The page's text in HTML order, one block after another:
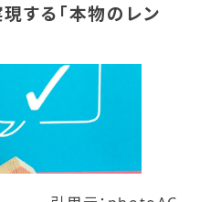
する「本物のレン